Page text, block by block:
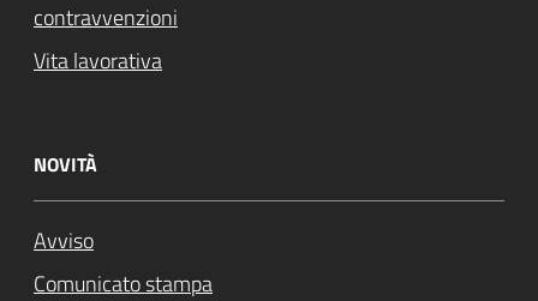
contravvenzioni
Vita lavorativa
NOVITÀ
Avviso
Comunicato stampa